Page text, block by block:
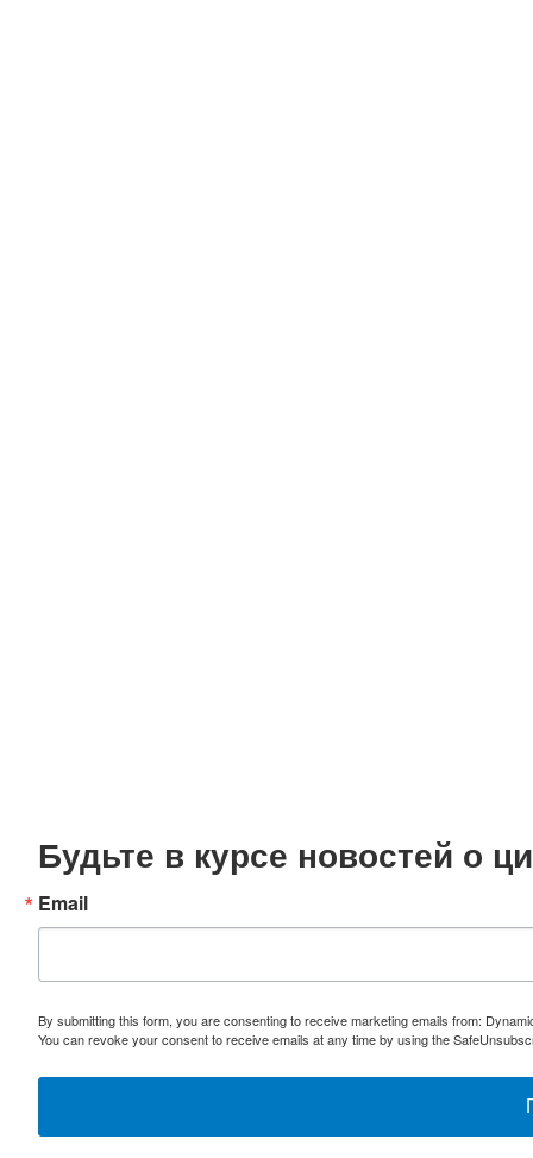
Будьте в курсе новостей о
Email
By submitting this form, you are consenting to receive marketing emails from:
You can revoke your consent to receive emails at any time by using the